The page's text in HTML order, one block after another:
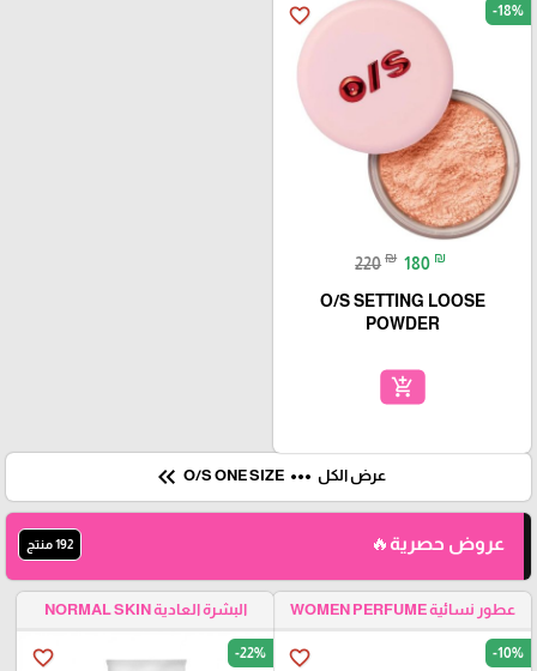
favorite_border -18%
220 ₪ 180 ₪
O/S SETTING LOOSE
POWDER
add_shopping_cart
عرض الكل more_horiz
O/S ONE SIZE
keyboard_double_arrow_left
عروض حصرية🔥 192 منتج
عطور نسائية WOMEN PERFUME
favorite_border -10%
البشرة العادية NORMAL SKIN
favorite_border -22%